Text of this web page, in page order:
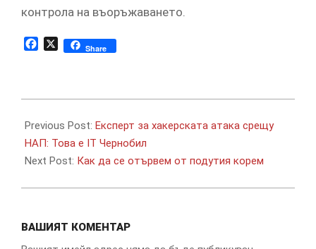
контрола на въоръжаването.
Facebook
X Share
07-
16
Previous Post: Експерт за хакерската атака срещу
НАП: Това е IT Чернобил
Next Post: Как да се отървем от подутия корем
ВАШИЯТ КОМЕНТАР